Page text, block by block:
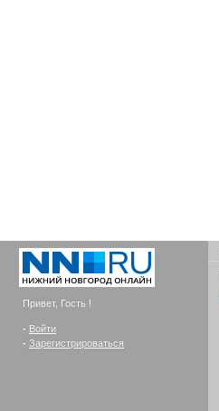
Привет, Гость !
- Войти
- Зарегистрироваться